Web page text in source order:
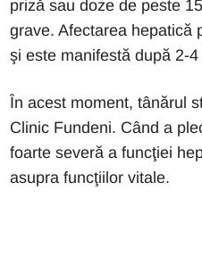
priză sau doze de peste
grave. Afectarea hepatică
şi este manifestă după 2-4
În acest moment, tânărul
Clinic Fundeni. Când a
foarte severă a funcţiei
asupra funcţiilor vitale.